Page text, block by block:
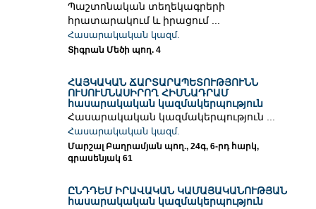
Պաշտոնական տեղեկագրերի
հրատարակում և իրացում ...
Հասարակական կազմ.
Տիգրան Մեծի պող. 4
ՀԱՅԿԱԿԱՆ ՃԱՐՏԱՐԱՊԵՏՈՒԹՅՈՒՆՆ
ՈՒՍՈՒՄՆԱՍԻՐՈՂ ՀԻՄՆԱԴՐԱՄ
հասարակական կազմակերպություն
Հասարակական կազմակերպություն ...
Հասարակական կազմ.
Մարշալ Բաղրամյան պող., 24գ, 6-րդ հարկ,
գրասենյակ 61
ԸՆԴԴԵՄ ԻՐԱՎԱԿԱՆ ԿԱՄԱՅԱԿԱՆՈՒԹՅԱՆ
հասարակական կազմակերպություն